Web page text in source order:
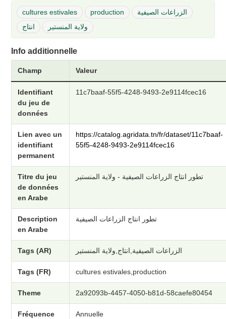
cultures estivales production
الزراعات الصيفية
انتاج
ولاية المنستير
Info additionnelle
Champ Valeur
Identifiant
du jeu de
données
11c7baaf-55f5-4248-9493-2e9114fcec16
Lien avec un
identifiant
permanent
https://catalog.agridata.tn/fr/dataset/11c7baaf-
55f5-4248-9493-2e9114fcec16
Titre du jeu
de données
en Arabe
تطور انتاج الزراعات الصيفية - ولاية المنستير
Description
en Arabe
تطور انتاج الزراعات الصيفية
Tags (AR) الزراعات الصيفية,انتاج,ولاية المنستير
Tags (FR) cultures estivales,production
Theme 2a92093b-4457-4050-b81d-58caefe80454
Fréquence
Annuelle